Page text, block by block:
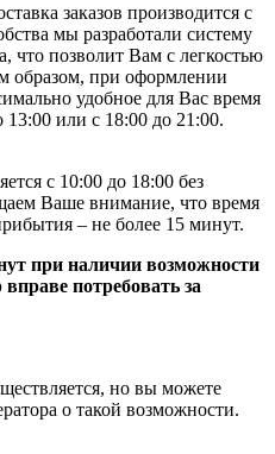
заказов производится с
мы разработали систему
что позволит Вам с легкостью
образом, при оформлении
удобное для Вас время
13:00 или с 18:00 до 21:00.
с 10:00 до 18:00 без
Ваше внимание, что время
– не более 15 минут.
при наличии возможности
потребовать за
но вы можете
о такой возможности.